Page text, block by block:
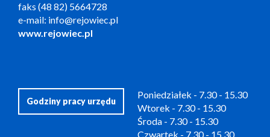
faks (48 82) 5664728
e-mail: info@rejowiec.pl
www.rejowiec.pl
Godziny pracy urzędu
Poniedziałek - 7.30 - 15.30
Wtorek - 7.30 - 15.30
Środa - 7.30 - 15.30
Czwartek - 7.30 - 15.30